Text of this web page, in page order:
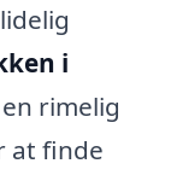
i
rimelig
at finde